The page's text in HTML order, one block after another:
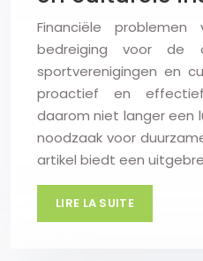
Financiële
bedreiging voor de
sportverenigingen en
proactief en
daarom niet langer een
noodzaak voor
artikel biedt een
LIRE LA SUITE